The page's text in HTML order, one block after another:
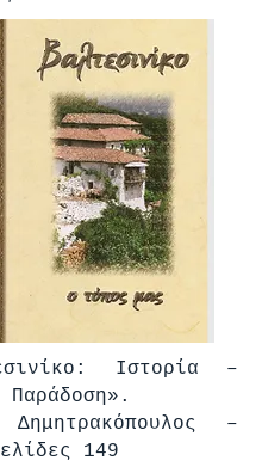
Ιστορία –
Παράδοση».
Δημητρακόπουλος –
149